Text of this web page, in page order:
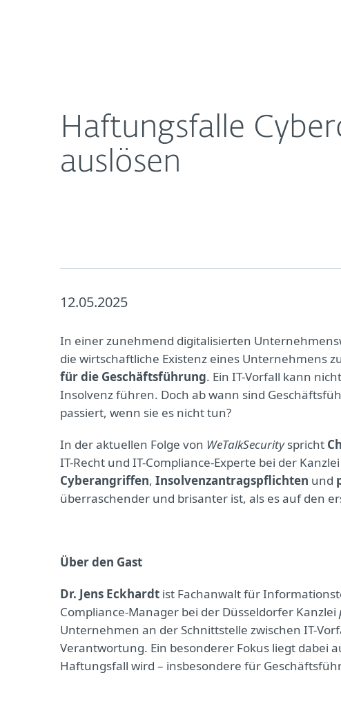
Haftungsfalle
auslösen
12.05.2025
In einer zunehmend digitalisierten
die wirtschaftliche Existenz eines Unternehmens
für die Geschäftsführung. Ein IT-Vorfall kann
Insolvenz führen. Doch ab wann sind
passiert, wenn sie es nicht tun?
In der aktuellen Folge von WeTalkSecurityspricht
IT-Recht und IT-Compliance-Experte bei der Kanzlei
Cyberangriffen, Insolvenzantragspflichten und
überraschender und brisanter ist, als es auf den
Über den Gast
Dr. Jens Eckhardt ist Fachanwalt für
Compliance-Manager bei der Düsseldorfer Kanzlei
Unternehmen an der Schnittstelle zwischen IT-
Verantwortung. Ein besonderer Fokus liegt dabei
Haftungsfall wird – insbesondere für